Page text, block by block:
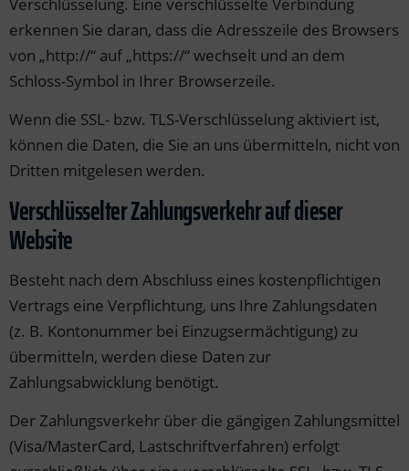
erkennen Sie daran, dass die Adresszeile des Browsers
von „http://“ auf „https://“ wechselt und an dem
Schloss-Symbol in Ihrer Browserzeile.
Wenn die SSL- bzw. TLS-Verschlüsselung aktiviert ist,
können die Daten, die Sie an uns übermitteln, nicht von
Dritten mitgelesen werden.
Verschlüsselter Zahlungsverkehr auf dieser
Website
Besteht nach dem Abschluss eines kostenpflichtigen
Vertrags eine Verpflichtung, uns Ihre Zahlungsdaten
(z. B. Kontonummer bei Einzugsermächtigung) zu
übermitteln, werden diese Daten zur
Zahlungsabwicklung benötigt.
Der Zahlungsverkehr über die gängigen Zahlungsmittel
(Visa/MasterCard, Lastschriftverfahren) erfolgt